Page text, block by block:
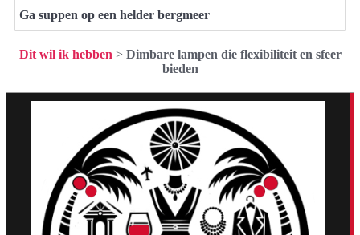
Ga suppen op een helder bergmeer
Dit wil ik hebben > Dimbare lampen die flexibiliteit en sfeer
bieden